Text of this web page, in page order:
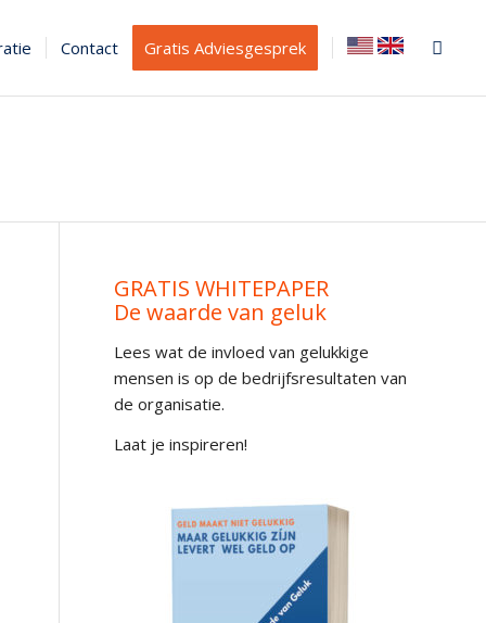
Contact Gratis Adviesgesprek
GRATIS WHITEPAPER
De waarde van geluk
Lees wat de invloed van gelukkige
mensen is op de bedrijfsresultaten van
de organisatie.
Laat je inspireren!